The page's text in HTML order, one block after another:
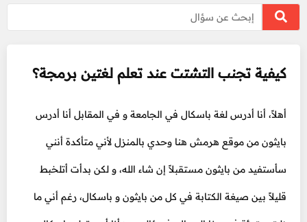
كيفية تجنب التشتت عند تعلم لغتين برمجة؟
أهلاً، أنا أدرس لغة باسكال في الجامعة و في المقابل أنا أدرس
بايثون من موقع هرمش هنا وحدي بالمنزل لأني متأكدة أنني
سأستفيد من بايثون مستقبلاً إن شاء الله، و لكن بدأت أتلخبط
قليلاً بين صيغة الكتابة في كل من بايثون و باسكال، رغم أني ما